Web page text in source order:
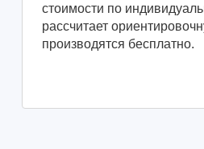
стоимости по
рассчитает
производятся бесплатно.